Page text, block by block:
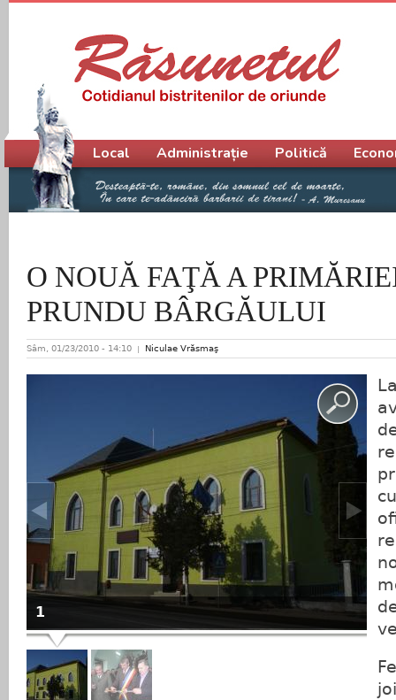
O NOUĂ FAŢĂ A
PRUNDU BÂRGĂULUI
Sâm, 01/23/2010 - 14:10 Niculae Vrăsmaş
1
Meniu principal
Local Administrație Politică